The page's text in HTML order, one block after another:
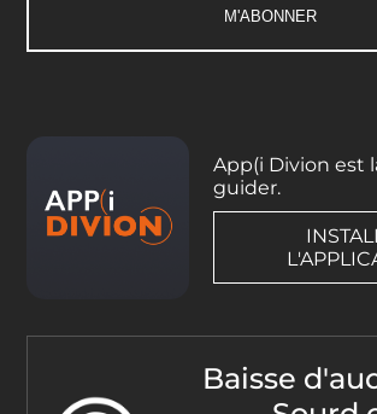
App(i Divion est
guider.
Baisse